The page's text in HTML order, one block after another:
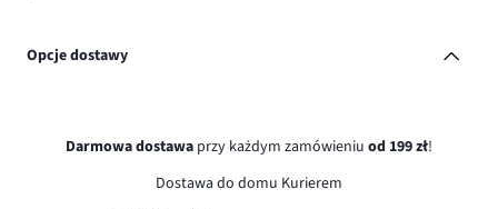
Opcje dostawy
Darmowa dostawa przy każdym zamówieniu od 199 zł!
Dostawa do domu Kurierem